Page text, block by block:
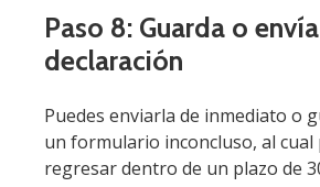
Paso 8: Guarda o
declaración
Puedes enviarla de inmediato o
un formulario inconcluso, al cual
regresar dentro de un plazo de